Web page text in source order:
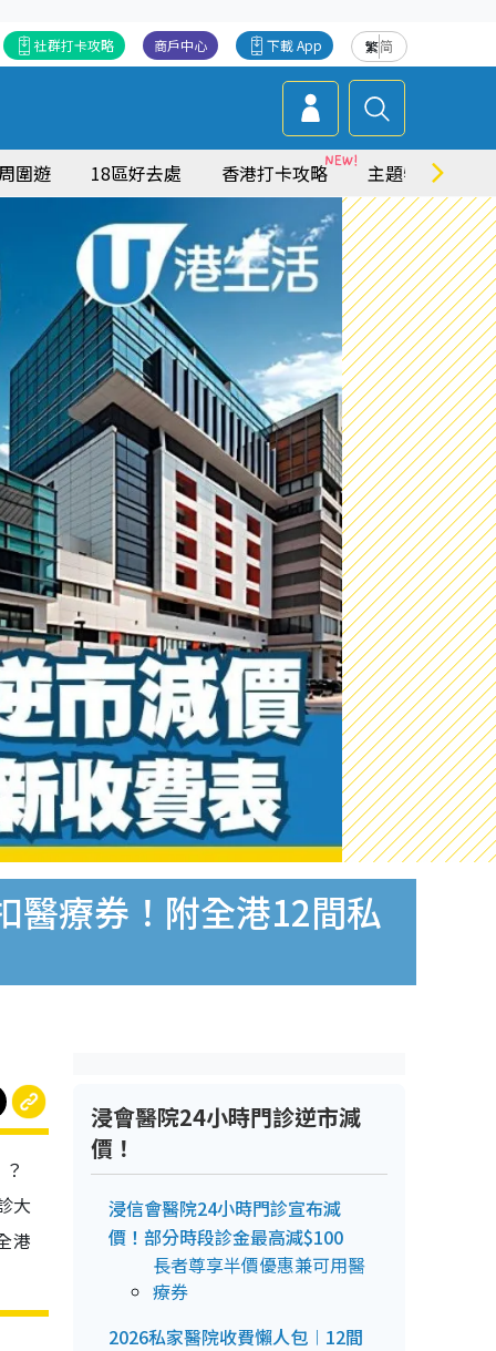
繁简
下載 App
商戶中心
社群打卡攻略
圍遊 18區好去處 香港打卡攻略 主題特集
醫療券！附全港12間私
大
港
浸會醫院24小時門診逆市減
價！
浸信會醫院24小時門診宣布減
價！部分時段診金最高減$100
長者尊享半價優惠兼可用醫
療券
2026私家醫院收費懶人包︱12間